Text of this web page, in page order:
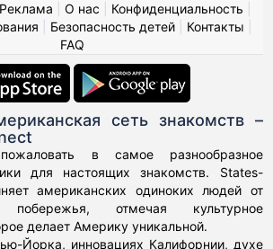
Реклама О нас Конфиденциальность
Безопасность детей| Контакты
FAQ
сеть знакомств –
в самое разнообразное
для настоящих знакомств. States-
американских одиноких людей от
отмечая культурное
делает Америку уникальной.
Йорка, инновациях Калифорнии, духе